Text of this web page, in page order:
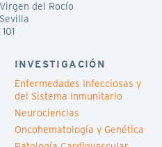
del Rocío
INVESTIGACIÓN
Enfermedades Infecciosas y
del Sistema Inmunitario
Neurociencias
Oncohematología y Genética